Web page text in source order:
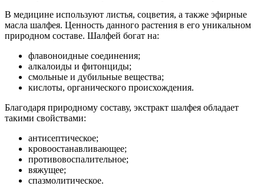
В медицине используют листья, соцветия, а также эфирные
масла шалфея. Ценность данного растения в его уникальном
природном составе. Шалфей богат на:
флавоноидные соединения;
алкалоиды и фитонциды;
смольные и дубильные вещества;
кислоты, органического происхождения.
Благодаря природному составу, экстракт шалфея обладает
такими свойствами:
антисептическое;
кровоостанавливающее;
противовоспалительное;
вяжущее;
спазмолитическое.